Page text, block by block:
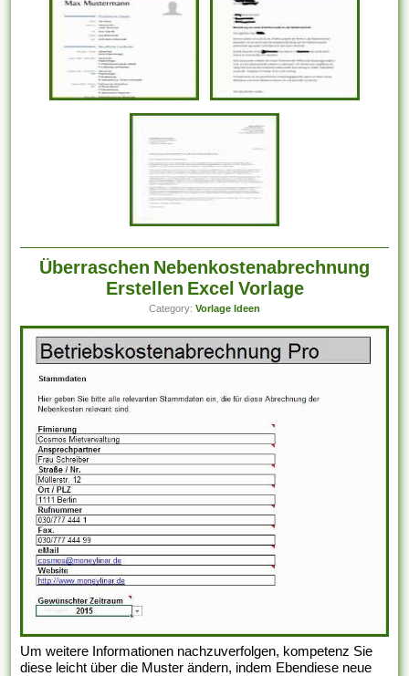
Überraschen Nebenkostenabrechnung
Erstellen Excel Vorlage
Category: Vorlage Ideen
Um weitere Informationen nachzuverfolgen, kompetenz Sie
diese leicht über die Muster ändern, indem Ebendiese neue